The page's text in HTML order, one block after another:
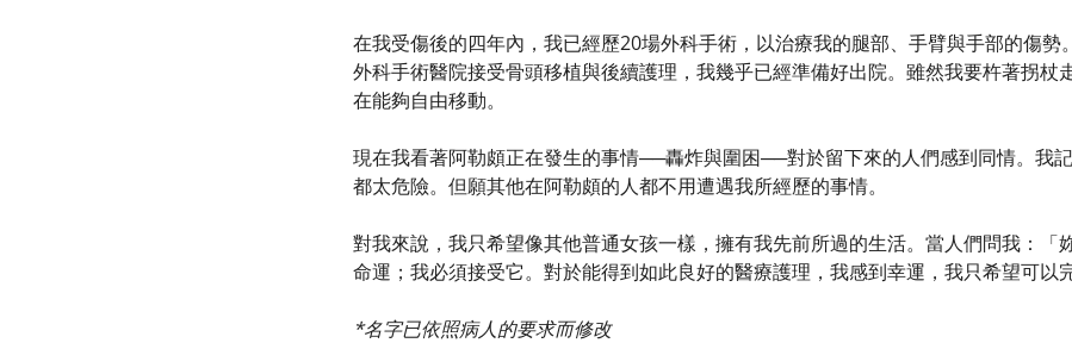
在我受傷後的四年內，我已經歷20場外科手術，以治療我的腿部、手臂與手部的傷
外科手術醫院接受骨頭移植與後續護理，我幾乎已經準備好出院。雖然我要杵著拐杖
在能夠自由移動。
現在我看著阿勒頗正在發生的事情──轟炸與圍困──對於留下來的人們感到同情。我
都太危險。但願其他在阿勒頗的人都不用遭遇我所經歷的事情。
對我來說，我只希望像其他普通女孩一樣，擁有我先前所過的生活。當人們問我：「
命運；我必須接受它。對於能得到如此良好的醫療護理，我感到幸運，我只希望可以
*名字已依照病人的要求而修改